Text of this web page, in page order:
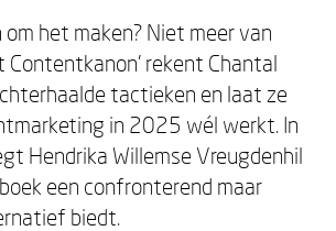
het maken? Niet meer van
Contentkanon’ rekent Chantal
tactieken en laat ze
in 2025 wél werkt. In
Hendrika Willemse Vreugdenhil
een confronterend maar
biedt.